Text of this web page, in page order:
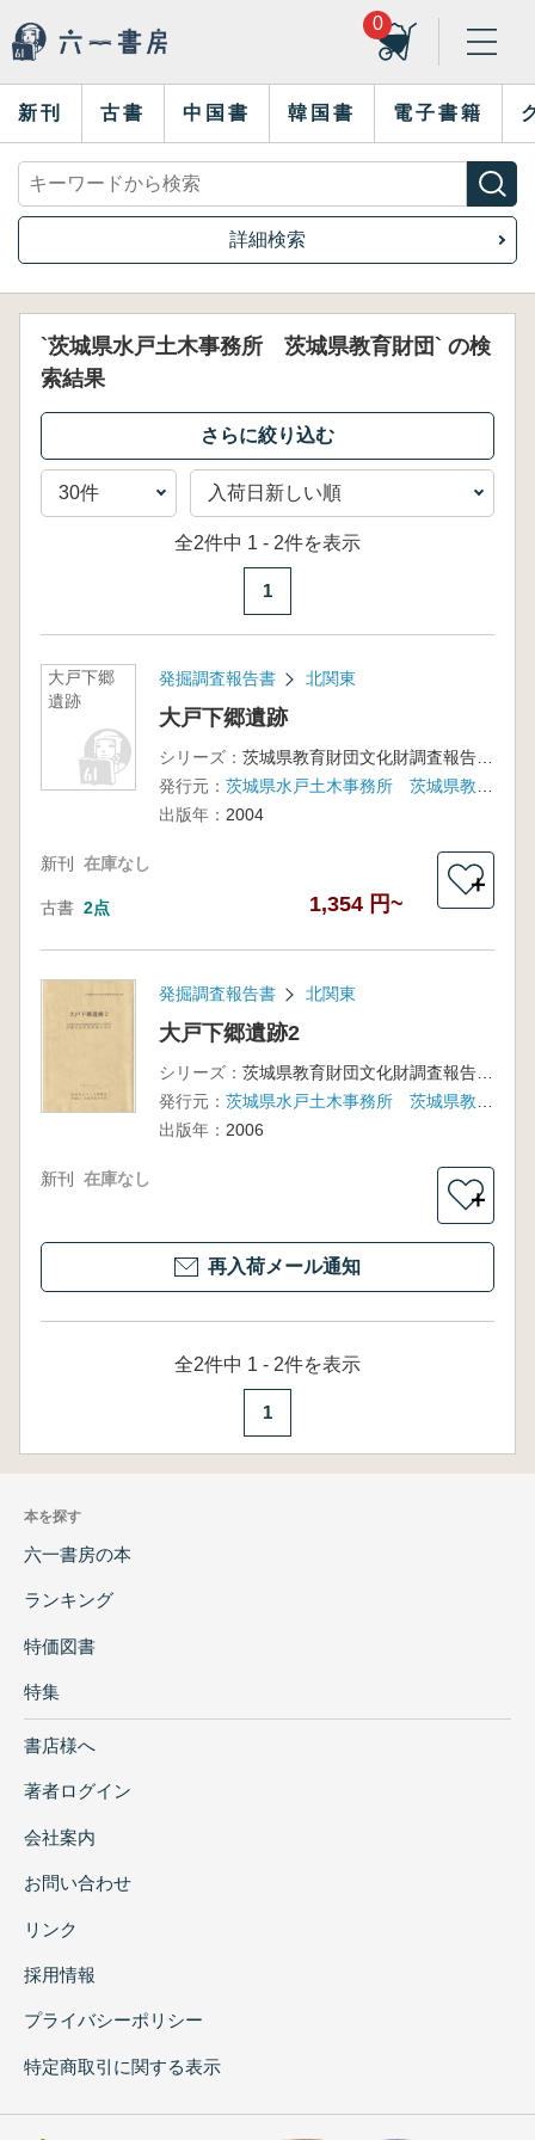
0
新刊 古書 中国書 韓国書 電子書籍
詳細検索
`茨城県水戸土木事務所 茨城県教育財団` の検
索結果
全2件中 1 - 2件を表示
1
大戸下郷
遺跡
発掘調査報告書 北関東
大戸下郷遺跡
シリーズ：
茨城県教育財団文化財調査報告第216集
発行元：
出版年： 2004
新刊 在庫なし
古書 2点 1,354 円~
＋
発掘調査報告書 北関東
大戸下郷遺跡2
シリーズ：
茨城県教育財団文化財調査報告第257集
発行元：
出版年： 2006
新刊 在庫なし
＋
再入荷メール通知
全2件中 1 - 2件を表示
1
本を探す
六一書房の本
ランキング
特価図書
特集
書店様へ
著者ログイン
会社案内
お問い合わせ
リンク
採用情報
プライバシーポリシー
特定商取引に関する表示